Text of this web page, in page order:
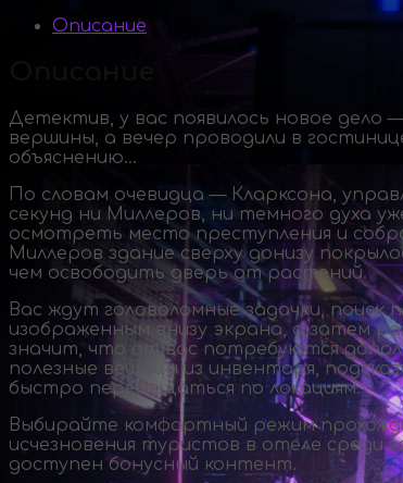
Описание
Детектив, у вас появилось новое
вершины, а вечер проводили в
объяснению…
По словам очевидца — Кларксона,
секунд ни Миллеров, ни темного духа
осмотреть место преступления и
Миллеров здание сверху донизу
чем освободить дверь от растений.
Вас ждут головоломные задачки,
изображенным внизу экрана, а затем
значит, что от вас потребуются
полезные вещицы из инвентаря,
быстро перемещаться по локациям.
Выбирайте комфортный режим
исчезновения туристов в отеле среди
доступен бонусный контент.